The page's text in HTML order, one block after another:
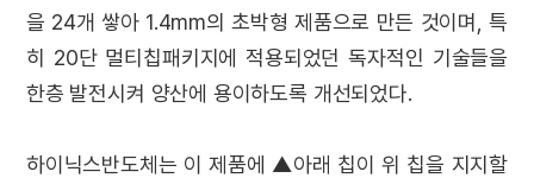
을 24개 쌓아 1.4mm의 초박형 제품으로 만든 것이며, 특
히 20단 멀티칩패키지에 적용되었던 독자적인 기술들을
한층 발전시켜 양산에 용이하도록 개선되었다.
하이닉스반도체는 이 제품에 ▲아래 칩이 위 칩을 지지할